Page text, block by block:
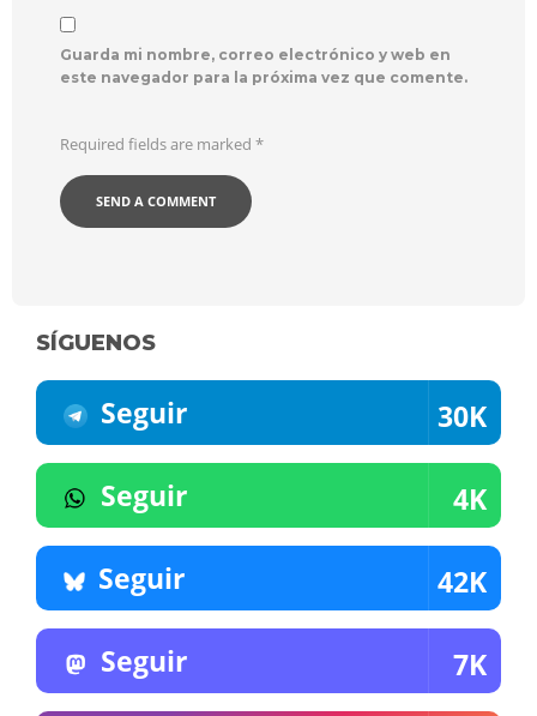
Guarda mi nombre, correo electrónico y web en
este navegador para la próxima vez que comente.
Required fields are marked *
SÍGUENOS
Seguir 30K
Seguir 4K
Seguir 42K
Seguir 7K